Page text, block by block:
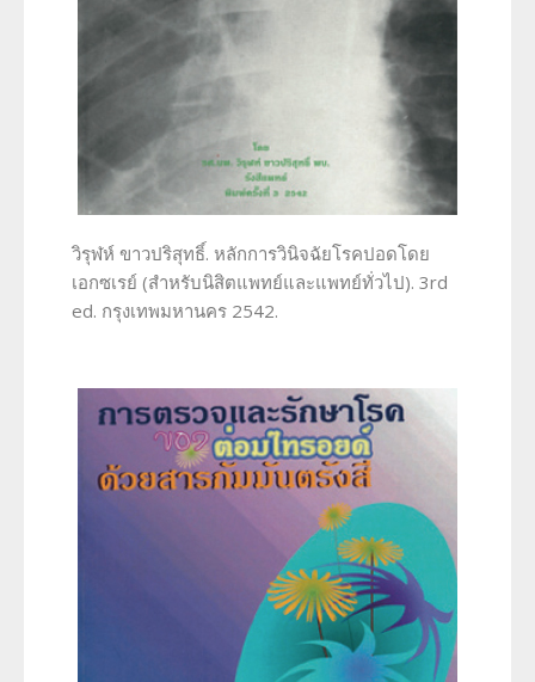
วิรุฬห์ ขาวปริสุทธิ์. หลักการวินิจฉัยโรคปอดโดย
เอกซเรย์ (สำหรับนิสิตแพทย์และแพทย์ทั่วไป). 3rd
ed. กรุงเทพมหานคร 2542.